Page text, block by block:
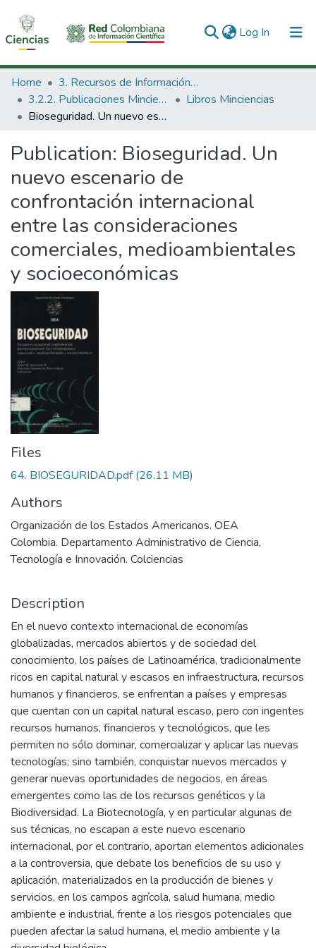
Log In (current)
Communities & Collections
All of DSpace
Home
3. Recursos de Información Científica y Tecnológica
3.2.2. Publicaciones Minciencias
Libros Minciencias
Bioseguridad. Un nuevo escenario de confrontación internacional entre las consideraciones comerciales, medioambientales y socioeconómicas
Publication: Bioseguridad. Un
nuevo escenario de
confrontación internacional
entre las consideraciones
comerciales, medioambientales
y socioeconómicas
Files
64. BIOSEGURIDAD.pdf(26.11 MB)
Authors
Organización de los Estados Americanos. OEA
Colombia. Departamento Administrativo de Ciencia,
Tecnología e Innovación. Colciencias
Description
En el nuevo contexto internacional de economías
globalizadas, mercados abiertos y de sociedad del
conocimiento, los países de Latinoamérica, tradicionalmente
ricos en capital natural y escasos en infraestructura, recursos
humanos y financieros, se enfrentan a países y empresas
que cuentan con un capital natural escaso, pero con ingentes
recursos humanos, financieros y tecnológicos, que les
permiten no sólo dominar, comercializar y aplicar las nuevas
tecnologías; sino también, conquistar nuevos mercados y
generar nuevas oportunidades de negocios, en áreas
emergentes como las de los recursos genéticos y la
Biodiversidad. La Biotecnología, y en particular algunas de
sus técnicas, no escapan a este nuevo escenario
internacional, por el contrario, aportan elementos adicionales
a la controversia, que debate los beneficios de su uso y
aplicación, materializados en la producción de bienes y
servicios, en los campos agrícola, salud humana, medio
ambiente e industrial, frente a los riesgos potenciales que
pueden afectar la salud humana, el medio ambiente y la